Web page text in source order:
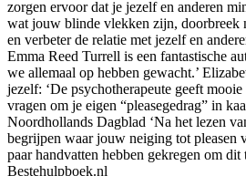
zorgen ervoor dat je jezelf en anderen
wat jouw blinde vlekken zijn, doorbreek
en verbeter de relatie met jezelf en
Emma Reed Turrell is een fantastische
we allemaal op hebben gewacht.’
jezelf: ‘De psychotherapeute geeft
vragen om je eigen “pleasegedrag” in
Noordhollands Dagblad ‘Na het lezen
begrijpen waar jouw neiging tot pleasen
paar handvatten hebben gekregen om dit
Bestehulpboek.nl